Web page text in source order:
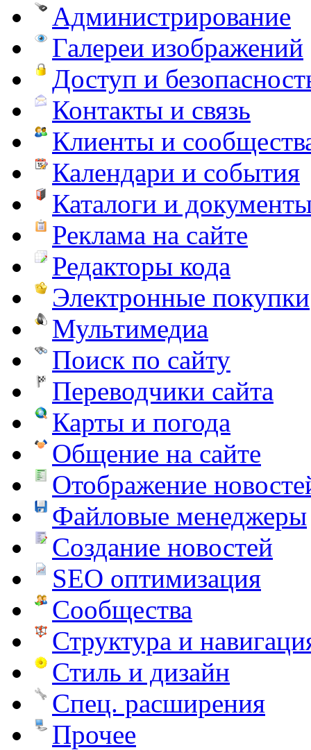
Администрирование
Галереи изображений
Доступ и
Контакты и связь
Клиенты и
Календари и события
Каталоги и
Реклама на сайте
Редакторы кода
Электронные покупки
Мультимедиа
Поиск по сайту
Переводчики сайта
Карты и погода
Общение на сайте
Отображение
Файловые менеджеры
Создание новостей
SEO оптимизация
Сообщества
Структура и
Стиль и дизайн
Спец. расширения
Прочее